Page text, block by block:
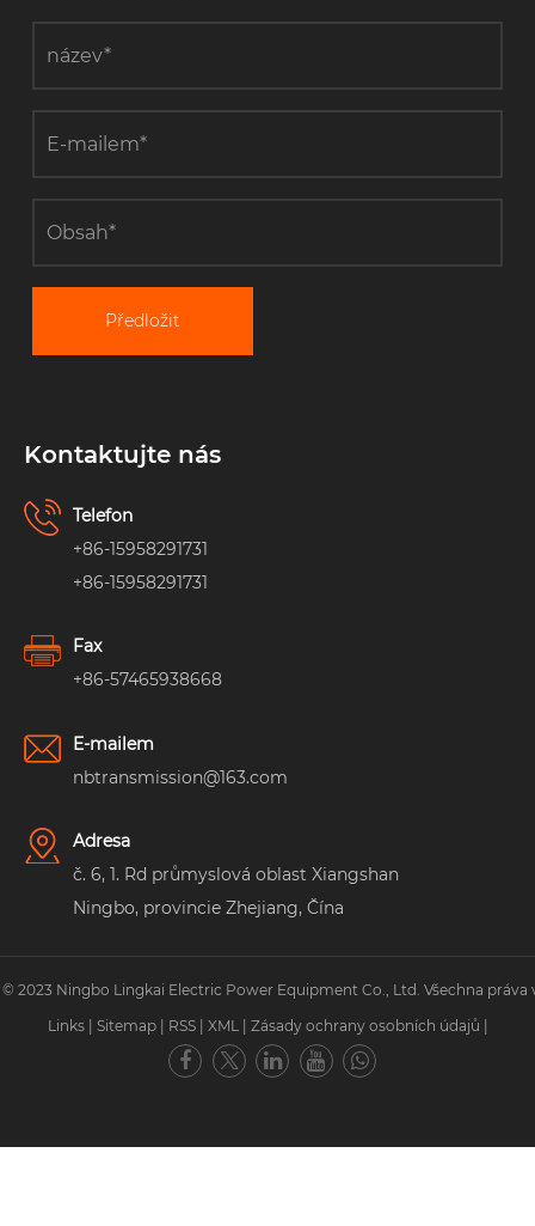
Předložit
Kontaktujte nás
Telefon
+86-15958291731
+86-15958291731
Fax
+86-57465938668
E-mailem
nbtransmission@163.com
Adresa
č. 6, 1. Rd průmyslová oblast Xiangshan
Ningbo, provincie Zhejiang, Čína
2023 Ningbo Lingkai Electric Power Equipment Co., Ltd. Všechna práva
Links
Sitemap RSS XML Zásady ochrany osobních údajů